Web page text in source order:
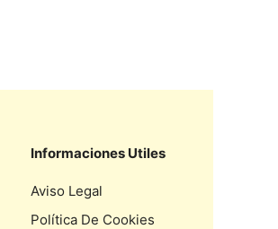
Informaciones Utiles
Aviso Legal
Política De Cookies